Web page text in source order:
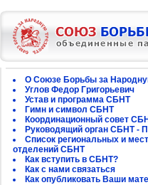
О Союзе Борьбы за
Углов Федор Григорьевич
Устав и программа СБНТ
Гимн и символ СБНТ
Координационный совет
Руководящий орган СБНТ -
Список региональных и
отделений СБНТ
Как вступить в СБНТ?
Как с нами связаться
Как опубликовать Ваши